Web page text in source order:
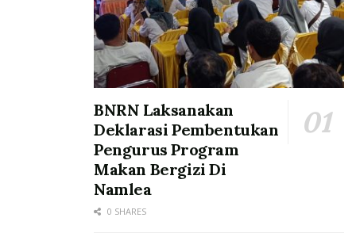
BNRN Laksanakan
Deklarasi Pembentukan
Pengurus Program
Makan Bergizi Di
Namlea
0 SHARES